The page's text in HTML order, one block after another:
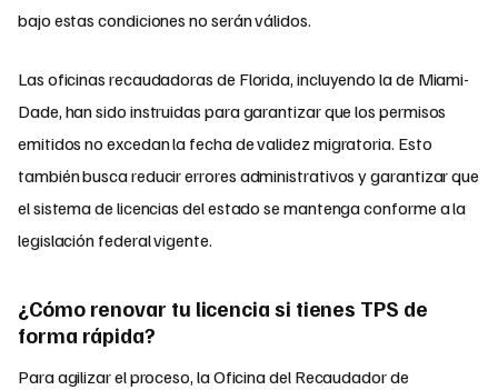
bajo estas condiciones no serán válidos.
Las oficinas recaudadoras de Florida, incluyendo la de Miami-
Dade, han sido instruidas para garantizar que los permisos
emitidos no excedan la fecha de validez migratoria. Esto
también busca reducir errores administrativos y garantizar que
el sistema de licencias del estado se mantenga conforme a la
legislación federal vigente.
¿Cómo renovar tu licencia si tienes TPS de
forma rápida?
Para agilizar el proceso, la Oficina del Recaudador de